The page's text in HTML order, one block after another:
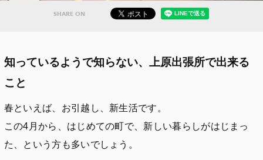
SHARE ON
知っているようで知らない、上原出張所で出来る
こと
春といえば、お引越し、新生活です。
この4月から、はじめての町で、新しい暮らしがはじまっ
た、という方も多いでしょう。